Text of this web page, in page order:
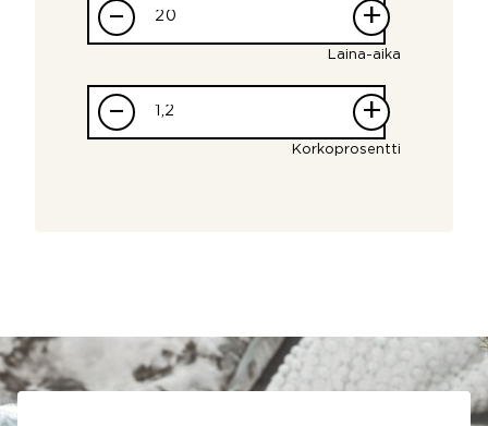
– +
Laina-aika
– +
Korkoprosentti